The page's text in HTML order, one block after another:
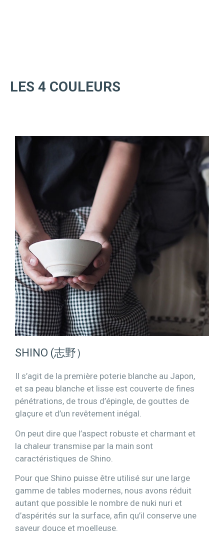
LES 4 COULEURS
SHINO (志野）
Il s’agit de la première poterie blanche au Japon,
et sa peau blanche et lisse est couverte de fines
pénétrations, de trous d’épingle, de gouttes de
glaçure et d’un revêtement inégal.
On peut dire que l’aspect robuste et charmant et
la chaleur transmise par la main sont
caractéristiques de Shino.
Pour que Shino puisse être utilisé sur une large
gamme de tables modernes, nous avons réduit
autant que possible le nombre de nuki nuri et
d’aspérités sur la surface, afin qu’il conserve une
saveur douce et moelleuse.